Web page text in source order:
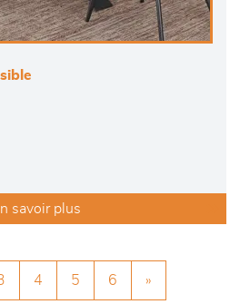
savoir plus
4 5 6 »